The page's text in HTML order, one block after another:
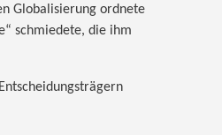
Globalisierung ordnete
schmiedete, die ihm